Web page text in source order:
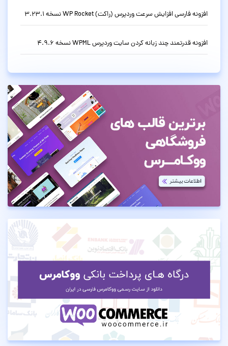
افزونه فارسی افزایش سرعت وردپرس (راکت) WP Rocket نسخه 3.23.1
افزونه قدرتمند چند زبانه کردن سایت وردپرس WPML نسخه 4.9.6